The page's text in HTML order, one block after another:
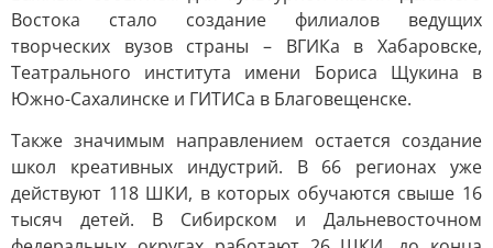
Востока стало создание филиалов ведущих
творческих вузов страны – ВГИКа в Хабаровске,
Театрального института имени Бориса Щукина в
Южно-Сахалинске и ГИТИСа в Благовещенске.
Также значимым направлением остается создание
школ креативных индустрий. В 66 регионах уже
действуют 118 ШКИ, в которых обучаются свыше 16
тысяч детей. В Сибирском и Дальневосточном